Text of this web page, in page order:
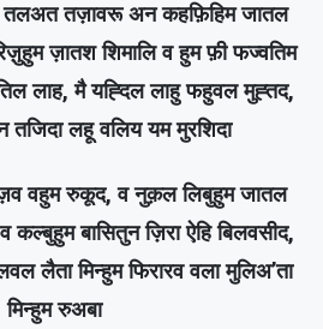
तज़ावरू अन कहफ़िहिम जातल
ज़ातश शिमालि व हुम फ़ी फज्वतिम
लाह, मै यह्दिल लाहु फहुवल मुह्तद,
लहू वलिय यम मुरशिदा
वहुम रुकूद, व नुक़ल लिबुहुम जातल
कल्बुहुम बासितुन ज़िरा ऐहि बिलवसीद,
लैता मिन्हुम फिरारव वला मुलिअ’ता
मिन्हुम रुअबा